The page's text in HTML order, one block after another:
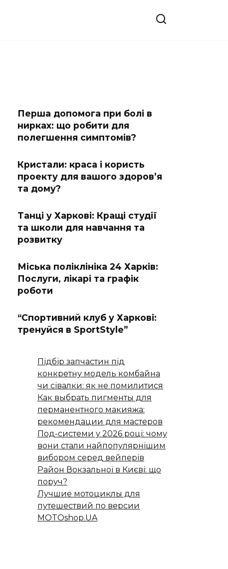
Перша допомога при болі в
нирках: що робити для
полегшення симптомів?
Кристали: краса і користь
проекту для вашого здоров’я
та дому?
Танці у Харкові: Кращі студії
та школи для навчання та
розвитку
Міська поліклініка 24 Харків:
Послуги, лікарі та графік
роботи
“Спортивний клуб у Харкові:
тренуйся в SportStyle”
Підбір запчастин під
конкретну модель комбайна
чи сівалки: як не помилитися
Как выбрать пигменты для
перманентного макияжа:
рекомендации для мастеров
Под-системи у 2026 році: чому
вони стали найпопулярнішим
вибором серед вейперів
Район Вокзальної в Києві: що
поруч?
Лучшие мотоциклы для
путешествий по версии
MOTOshop.UA